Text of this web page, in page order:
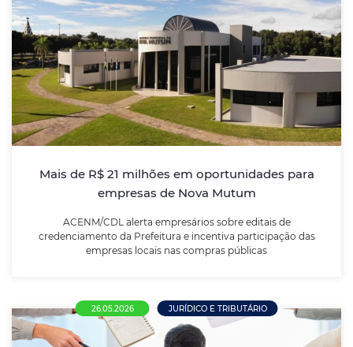
Mais de R$ 21 milhões em oportunidades para
empresas de Nova Mutum
ACENM/CDL alerta empresários sobre editais de
credenciamento da Prefeitura e incentiva participação das
empresas locais nas compras públicas
Mais de R$ 21 milhões em oportunidades
para empresas de Nova Mutum
ACENM/CDL alerta empresários sobre editais de
credenciamento da Prefeitura e incentiva
participação das empresas locais nas compras
26.05.2026 JURÍDICO E TRIBUTÁRIO